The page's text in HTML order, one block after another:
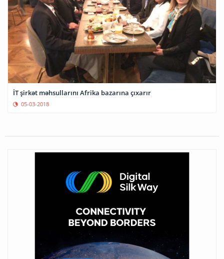
İT şirkət məhsullarını Afrika bazarına çıxarır
05-03-2018